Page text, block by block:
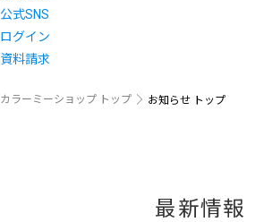
公式SNS
ログイン
資料請求
カラーミーショップ トップ お知らせ トップ
最新情報